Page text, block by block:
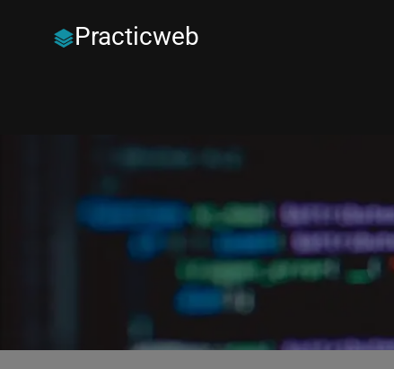
Practicweb